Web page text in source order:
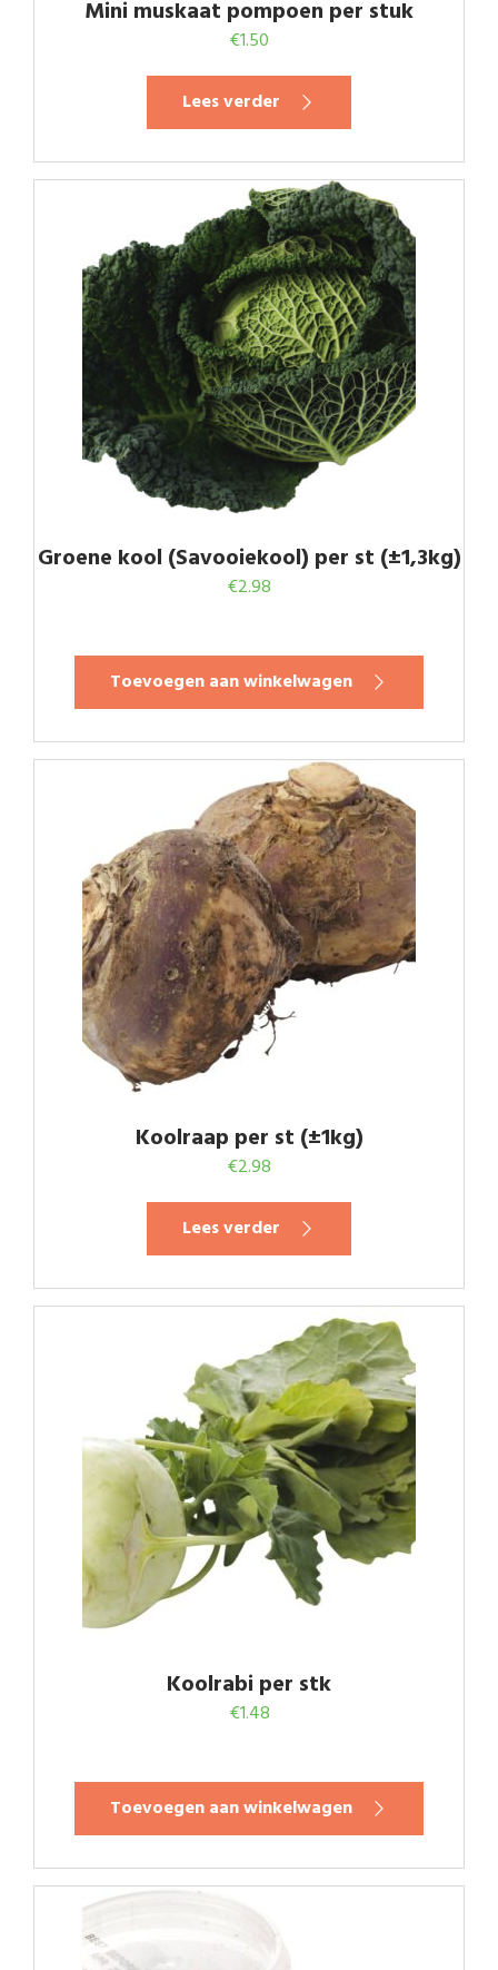
Mini muskaat pompoen per stuk
€1.50
Lees verder
Groene kool (Savooiekool) per st (±1,3kg)
€2.98
Toevoegen aan winkelwagen
Koolraap per st (±1kg)
€2.98
Lees verder
Koolrabi per stk
€1.48
Toevoegen aan winkelwagen